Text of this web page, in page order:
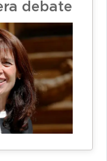
debate